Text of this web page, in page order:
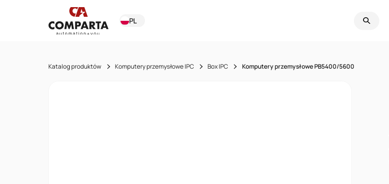
PL
Katalog produktów Komputery przemysłowe IPC Box IPC Komputery przemysłowe PB5400/5600